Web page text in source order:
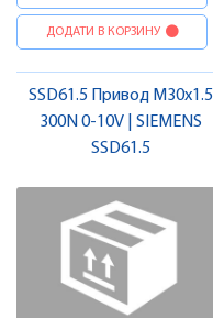
ДОДАТИ В КОРЗИНУ
SSD61.5 Привод M30x1.5
300N 0-10V | SIEMENS
SSD61.5